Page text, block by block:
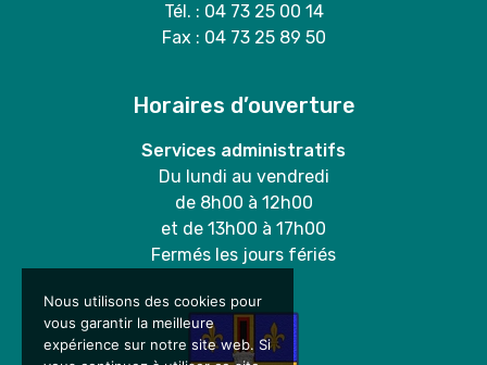
Tél. : 04 73 25 00 14
Fax : 04 73 25 89 50
Horaires d’ouverture
Services administratifs
Du lundi au vendredi
de 8h00 à 12h00
et de 13h00 à 17h00
Fermés les jours fériés
Nous utilisons des cookies pour
vous garantir la meilleure
expérience sur notre site web. Si